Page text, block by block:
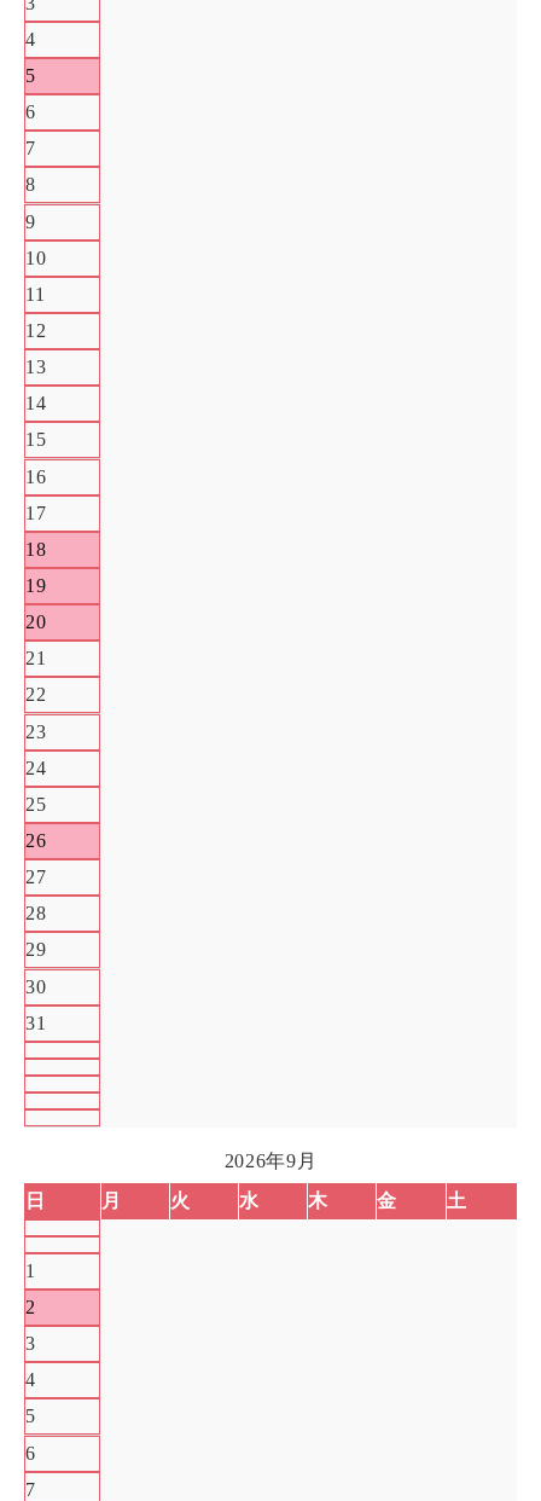
4
5
6
7
8
9
10
11
12
13
14
15
16
17
18
19
20
21
22
23
24
25
26
27
28
29
30
31
2026年9月
日
月 火 水 木 金 土
1
2
3
4
5
6
7